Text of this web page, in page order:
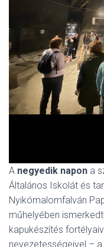
A negyedik napon a
Általános Iskolát és
Nyikómalomfalván
műhelyében
kapukészítés
nevezetességeivel –